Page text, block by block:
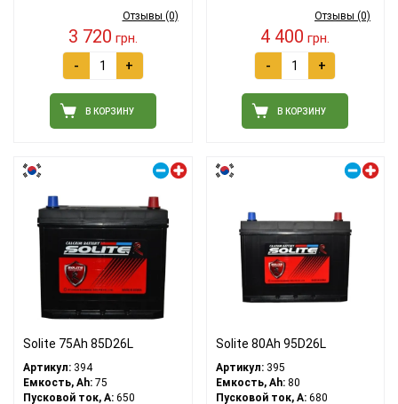
Отзывы (0)
3 720 грн.
- +
В КОРЗИНУ
Отзывы (0)
4 400 грн.
- +
В КОРЗИНУ
Solite 75Ah 85D26L
Артикул: 394
Емкость, Ah: 75
Пусковой ток, A: 650
Solite 80Ah 95D26L
Артикул:395
Емкость, Ah:80
Пусковой ток, A:680